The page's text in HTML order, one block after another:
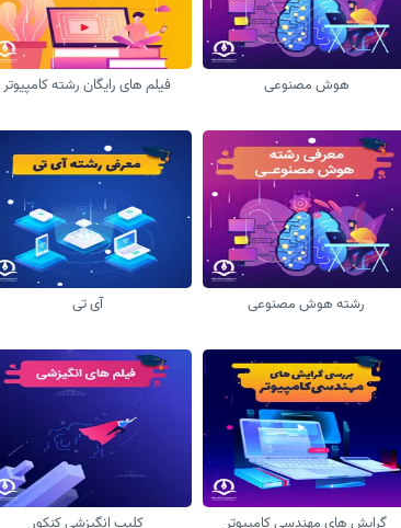
هوش مصنوعی فیلم های رایگان رشته کامپیوتر
رشته هوش مصنوعی آی تی